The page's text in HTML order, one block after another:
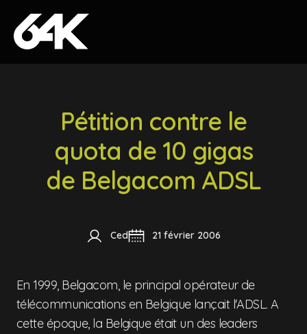
Skip to content
Pétition contre le
quota de 10 gigas
de Belgacom ADSL
Ced 21 février 2006
En 1999, Belgacom, le principal opérateur de
télécommunications en Belgique lançait l'ADSL. A
cette époque, la Belgique était un des leaders